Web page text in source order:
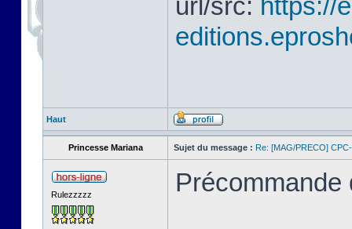
url/src: https://
Haut
Princesse Mariana Sujet du message : Re: [MAG/PRECO]
Rulezzzzz Précommande